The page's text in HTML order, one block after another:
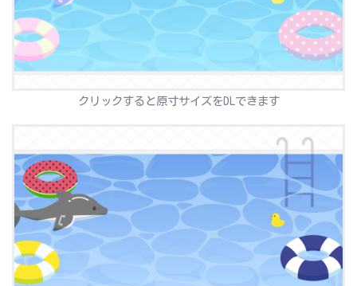
クリックすると原寸サイズをDLできます